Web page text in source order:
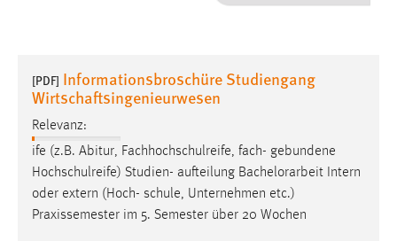
[PDF] Informationsbroschüre Studiengang
Wirtschaftsingenieurwesen
Relevanz:
ife (z.B. Abitur, Fachhochschulreife, fach- gebundene
Hochschulreife) Studien- aufteilung Bachelorarbeit Intern
oder extern (Hoch- schule, Unternehmen etc.)
Praxissemester im 5. Semester über 20 Wochen
Performance
Name:
staticfilecache
Zweck:
Für performante Seitenauslieferung wird in diesem Cookie